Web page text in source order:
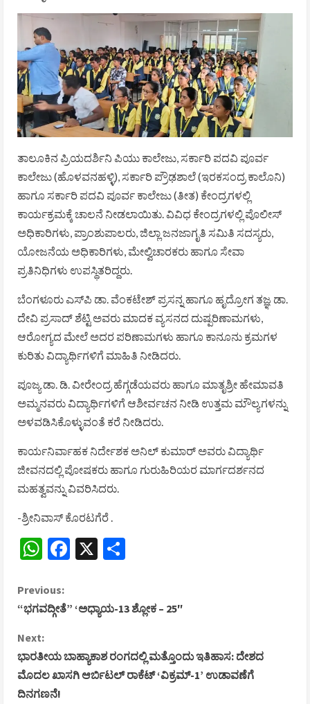
ತಾಲೂಕಿನ ಪ್ರಿಯದರ್ಶಿನಿ ಪಿಯು ಕಾಲೇಜು, ಸರ್ಕಾರಿ ಪದವಿ ಪೂರ್ವ
ಕಾಲೇಜು (ಹೊಳವನಹಳ್ಳಿ), ಸರ್ಕಾರಿ ಪ್ರೌಢಶಾಲೆ (ಇರಕಸಂದ್ರ ಕಾಲೊನಿ)
ಹಾಗೂ ಸರ್ಕಾರಿ ಪದವಿ ಪೂರ್ವ ಕಾಲೇಜು (ತೀತ) ಕೇಂದ್ರಗಳಲ್ಲಿ
ಕಾರ್ಯಕ್ರಮಕ್ಕೆ ಚಾಲನೆ ನೀಡಲಾಯಿತು. ವಿವಿಧ ಕೇಂದ್ರಗಳಲ್ಲಿ ಪೊಲೀಸ್
ಅಧಿಕಾರಿಗಳು, ಪ್ರಾಂಶುಪಾಲರು, ಜಿಲ್ಲಾ ಜನಜಾಗೃತಿ ಸಮಿತಿ ಸದಸ್ಯರು,
ಯೋಜನೆಯ ಅಧಿಕಾರಿಗಳು, ಮೇಲ್ವಿಚಾರಕರು ಹಾಗೂ ಸೇವಾ
ಪ್ರತಿನಿಧಿಗಳು ಉಪಸ್ಥಿತರಿದ್ದರು.
ಬೆಂಗಳೂರು ಎಸ್‌ಪಿ ಡಾ. ವೆಂಕಟೇಶ್ ಪ್ರಸನ್ನ ಹಾಗೂ ಹೃದ್ರೋಗ ತಜ್ಞ ಡಾ.
ದೇವಿ ಪ್ರಸಾದ್ ಶೆಟ್ಟಿ ಅವರು ಮಾದಕ ವ್ಯಸನದ ದುಷ್ಪರಿಣಾಮಗಳು,
ಆರೋಗ್ಯದ ಮೇಲೆ ಅದರ ಪರಿಣಾಮಗಳು ಹಾಗೂ ಕಾನೂನು ಕ್ರಮಗಳ
ಕುರಿತು ವಿದ್ಯಾರ್ಥಿಗಳಿಗೆ ಮಾಹಿತಿ ನೀಡಿದರು.
ಪೂಜ್ಯ ಡಾ. ಡಿ. ವೀರೇಂದ್ರ ಹೆಗ್ಗಡೆಯವರು ಹಾಗೂ ಮಾತೃಶ್ರೀ ಹೇಮಾವತಿ
ಅಮ್ಮನವರು ವಿದ್ಯಾರ್ಥಿಗಳಿಗೆ ಆಶೀರ್ವಚನ ನೀಡಿ ಉತ್ತಮ ಮೌಲ್ಯಗಳನ್ನು
ಅಳವಡಿಸಿಕೊಳ್ಳುವಂತೆ ಕರೆ ನೀಡಿದರು.
ಕಾರ್ಯನಿರ್ವಾಹಕ ನಿರ್ದೇಶಕ ಅನಿಲ್ ಕುಮಾರ್ ಅವರು ವಿದ್ಯಾರ್ಥಿ
ಜೀವನದಲ್ಲಿ ಪೋಷಕರು ಹಾಗೂ ಗುರುಹಿರಿಯರ ಮಾರ್ಗದರ್ಶನದ
ಮಹತ್ವವನ್ನು ವಿವರಿಸಿದರು.
-ಶ್ರೀನಿವಾಸ್ ಕೊರಟಗೆರೆ ‌.
WhatsApp
Facebook
X
C
n
t
Previous:
“ಭಗವದ್ಗೀತೆ” ‘ಅಧ್ಯಾಯ-13 ಶ್ಲೋಕ – 25″
Next:
ಭಾರತೀಯ ಬಾಹ್ಯಾಕಾಶ ರಂಗದಲ್ಲಿ ಮತ್ತೊಂದು ಇತಿಹಾಸ: ದೇಶದ
ಮೊದಲ ಖಾಸಗಿ ಆರ್ಬಿಟಲ್ ರಾಕೆಟ್ ‘ವಿಕ್ರಮ್-1’ ಉಡಾವಣೆಗೆ
ದಿನಗಣನೆ!